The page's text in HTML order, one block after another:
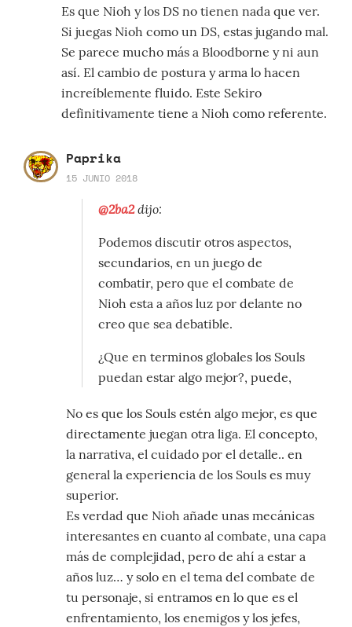
Es que Nioh y los DS no tienen nada que ver.
Si juegas Nioh como un DS, estas jugando mal.
Se parece mucho más a Bloodborne y ni aun
así. El cambio de postura y arma lo hacen
increíblemente fluido. Este Sekiro
definitivamente tiene a Nioh como referente.
Paprika
15 JUNIO 2018
@2ba2dijo:
Podemos discutir otros aspectos,
secundarios, en un juego de
combatir, pero que el combate de
Nioh esta a años luz por delante no
creo que sea debatible.
¿Que en terminos globales los Souls
puedan estar algo mejor?, puede,
No es que los Souls estén algo mejor, es que
directamente juegan otra liga. El concepto,
la narrativa, el cuidado por el detalle.. en
general la experiencia de los Souls es muy
superior.
Es verdad que Nioh añade unas mecánicas
interesantes en cuanto al combate, una capa
más de complejidad, pero de ahí a estar a
años luz… y solo en el tema del combate de
tu personaje, si entramos en lo que es el
enfrentamiento, los enemigos y los jefes,